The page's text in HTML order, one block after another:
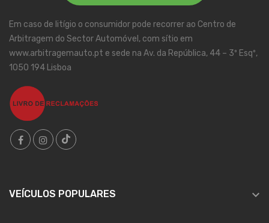
Em caso de litígio o consumidor pode recorrer ao Centro de
Arbitragem do Sector Automóvel, com sítio em
www.arbitragemauto.pt e sede na Av. da República, 44 – 3º Esqº,
1050 194 Lisboa
VEÍCULOS POPULARES 